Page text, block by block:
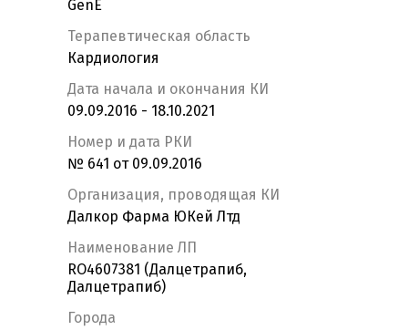
GenE
Терапевтическая область
Кардиология
Дата начала и окончания КИ
09.09.2016 - 18.10.2021
Номер и дата РКИ
№ 641 от 09.09.2016
Организация, проводящая КИ
Далкор Фарма ЮКей Лтд
Наименование ЛП
RO4607381 (Далцетрапиб,
Далцетрапиб)
Города